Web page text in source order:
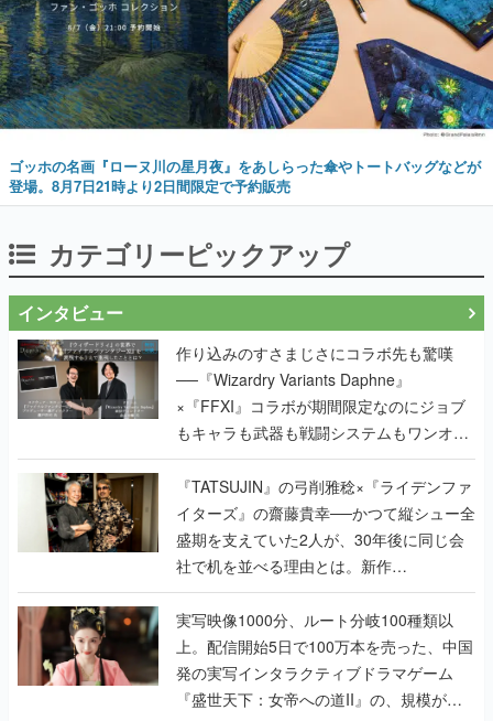
ゴッホの名画『ローヌ川の星月夜』をあしらった傘やトートバッグなどが
登場。8月7日21時より2日間限定で予約販売
カテゴリーピックアップ
インタビュー
作り込みのすさまじさにコラボ先も驚嘆
──『Wizardry Variants Daphne』
×『FFXI』コラボが期間限定なのにジョブ
もキャラも武器も戦闘システムもワンオフ
で作り込まれた理由を両ディレクターに聞
く
『TATSUJIN』の弓削雅稔×『ライデンファ
イターズ』の齋藤貴幸──かつて縦シュー全
盛期を支えていた2人が、30年後に同じ会
社で机を並べる理由とは。新作
『TATSUJIN EXTREME』で初タッグを組
んだレジェンド2人に訊く開発秘話
実写映像1000分、ルート分岐100種類以
上。配信開始5日で100万本を売った、中国
発の実写インタラクティブドラマゲーム
『盛世天下：女帝への道II』の、規模が違